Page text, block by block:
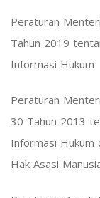
Peraturan
Tahun 2019
Informasi Hukum
Peraturan
30 Tahun 2013
Informasi Hukum
Hak Asasi